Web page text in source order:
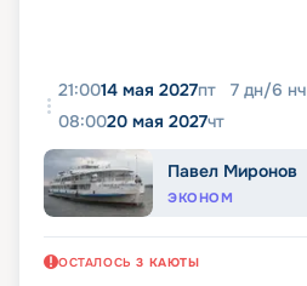
21:0014 мая 2027пт 7 дн/6 нч
08:0020 мая 2027чт
Павел Миронов
ЭКОНОМ
ОСТАЛОСЬ 3 КАЮТЫ